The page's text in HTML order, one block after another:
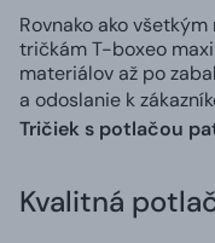
Rovnako ako
tričkám T-boxeo
materiálov až po
a odoslanie k
Tričiek s potlačou
Kvalitná